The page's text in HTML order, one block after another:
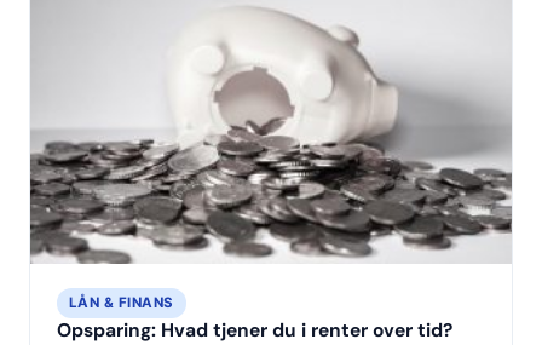
LÅN & FINANS
Opsparing: Hvad tjener du i renter over tid?